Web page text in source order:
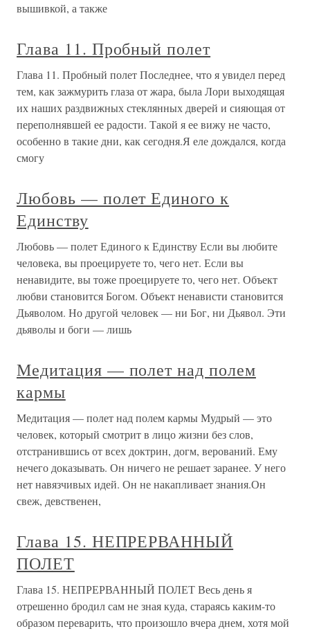
вышивкой, а также
Глава 11. Пробный полет
Глава 11. Пробный полет Последнее, что я увидел перед
тем, как зажмурить глаза от жара, была Лори выходящая
их наших раздвижных стеклянных дверей и сияющая от
переполнявшей ее радости. Такой я ее вижу не часто,
особенно в такие дни, как сегодня.Я еле дождался, когда
смогу
Любовь — полет Единого к
Единству
Любовь — полет Единого к Единству Если вы любите
человека, вы проецируете то, чего нет. Если вы
ненавидите, вы тоже проецируете то, чего нет. Объект
любви становится Богом. Объект ненависти становится
Дьяволом. Но другой человек — ни Бог, ни Дьявол. Эти
дьяволы и боги — лишь
Медитация — полет над полем
кармы
Медитация — полет над полем кармы Мудрый — это
человек, который смотрит в лицо жизни без слов,
отстранившись от всех доктрин, догм, верований. Ему
нечего доказывать. Он ничего не решает заранее. У него
нет навязчивых идей. Он не накапливает знания.Он
свеж, девственен,
Глава 15. НЕПРЕРВАННЫЙ
ПОЛЕТ
Глава 15. НЕПРЕРВАННЫЙ ПОЛЕТ Весь день я
отрешенно бродил сам не зная куда, стараясь каким-то
образом переварить, что произошло вчера днем, хотя мой